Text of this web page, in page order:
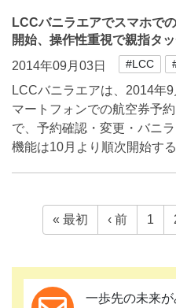
LCCバニラエアでスマホで
開始、操作性重視で親指タ
2014年09月03日
#LCC
LCCバニラエアは、2014年
マートフォンでの航空券予
で、予約確認・変更・バニ
機能は10月より順次開始す
« 最初 ‹ 前 1
一歩先の未来